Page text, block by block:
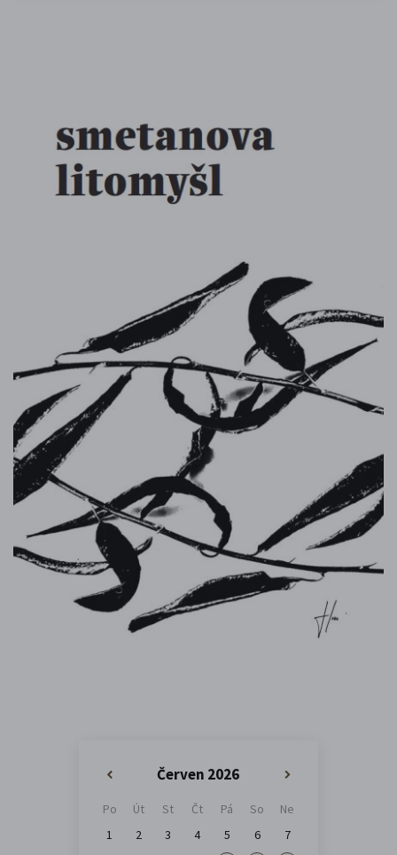
Červen 2026
Po Út St Čt Pá So
Ne
1
2 3 4 5 6
7